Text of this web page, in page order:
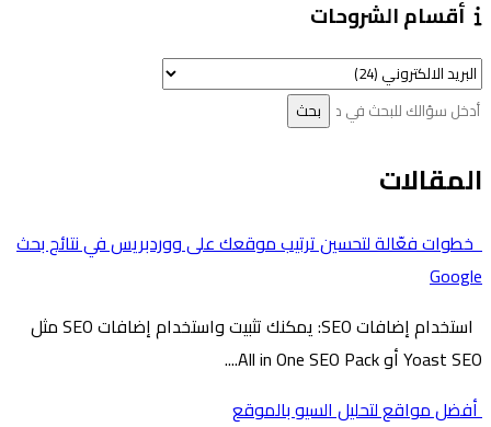
أقسام الشروحات
المقالات
خطوات فعّالة لتحسين ترتيب موقعك على ووردبريس في نتائج بحث
Google
استخدام إضافات SEO: يمكنك تثبيت واستخدام إضافات SEO مثل
Yoast SEO أو All in One SEO Pack....
أفضل مواقع لتحليل السيو بالموقع